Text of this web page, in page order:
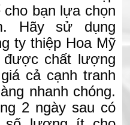
bạn lựa chọn
Hãy sử dụng
ty thiệp Hoa Mỹ
được chất lượng
cả cạnh tranh
nhanh chóng.
2 ngày sau có